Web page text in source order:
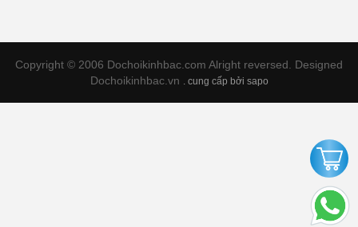
Copyright © 2006 Dochoikinhbac.com Alright reversed. Designed
Dochoikinhbac.vn
cung cấp bởi sapo